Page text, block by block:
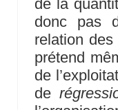
de la
donc pas
relation
prétend
de
de